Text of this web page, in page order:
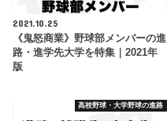
2021.10.25
《鬼怒商業》野球部メンバーの進
路・進学先大学を特集｜2021年
版
高校野球・大学野球の進路